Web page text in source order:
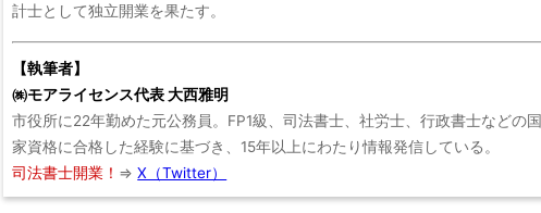
計士として独立開業を果たす。
【執筆者】
㈱モアライセンス代表 大西雅明
市役所に22年勤めた元公務員。FP1級、司法書士、社労士、行政書士などの国
家資格に合格した経験に基づき、15年以上にわたり情報発信している。
司法書士開業！ ⇒X（Twitter）